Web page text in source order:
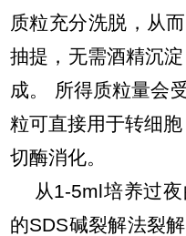
质粒充分洗脱，从
抽提，无需酒精沉
成。 所得质粒量会
粒可直接用于转细
切酶消化。
从1-5ml培养过夜
的SDS碱裂解法裂